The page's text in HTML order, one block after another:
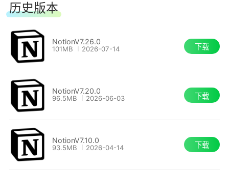
历史版本
NotionV7.26.0
101MB 2026-07-14 下载
NotionV7.20.0
96.5MB 2026-06-03 下载
NotionV7.10.0
93.5MB 2026-04-14 下载